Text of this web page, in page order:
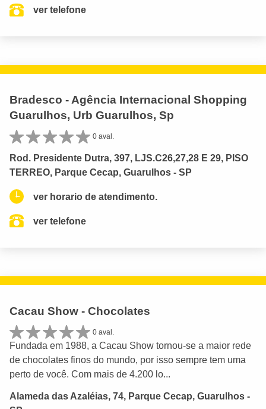
ver telefone
Bradesco - Agência Internacional Shopping
Guarulhos, Urb Guarulhos, Sp
0 aval.
Rod. Presidente Dutra, 397, LJS.C26,27,28 E 29, PISO
TERREO, Parque Cecap, Guarulhos - SP
ver horario de atendimento.
ver telefone
Cacau Show - Chocolates
0 aval.
Fundada em 1988, a Cacau Show tornou-se a maior rede
de chocolates finos do mundo, por isso sempre tem uma
perto de você. Com mais de 4.200 lo...
Alameda das Azaléias, 74, Parque Cecap, Guarulhos -